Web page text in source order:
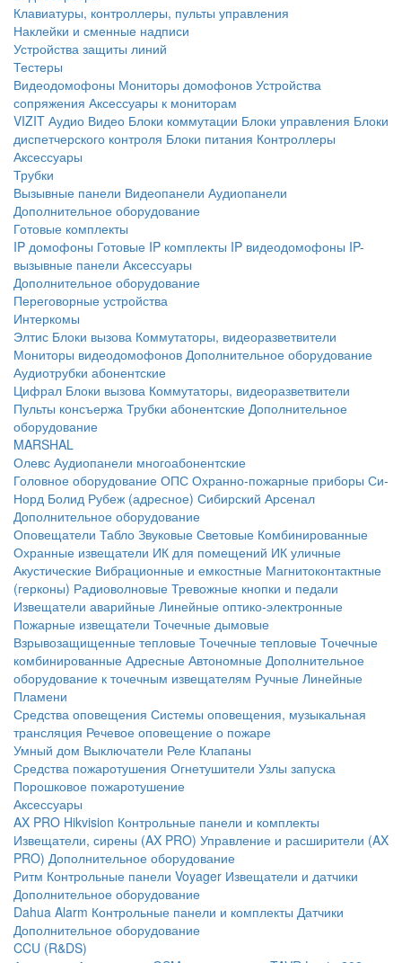
Клавиатуры, контроллеры, пульты управления
Наклейки и сменные надписи
Устройства защиты линий
Тестеры
Видеодомофоны Мониторы домофонов Устройства
сопряжения Аксессуары к мониторам
VIZIT Аудио Видео Блоки коммутации Блоки управления Блоки
диспетчерского контроля Блоки питания Контроллеры
Аксессуары
Трубки
Вызывные панели Видеопанели Аудиопанели
Дополнительное оборудование
Готовые комплекты
IP домофоны Готовые IP комплекты IP видеодомофоны IP-
вызывные панели Аксессуары
Дополнительное оборудование
Переговорные устройства
Интеркомы
Элтис Блоки вызова Коммутаторы, видеоразветвители
Мониторы видеодомофонов Дополнительное оборудование
Аудиотрубки абонентские
Цифрал Блоки вызова Коммутаторы, видеоразветвители
Пульты консъержа Трубки абонентские Дополнительное
оборудование
MARSHAL
Олевс Аудиопанели многоабонентские
Головное оборудование ОПС Охранно-пожарные приборы Си-
Норд Болид Рубеж (адресное) Сибирский Арсенал
Дополнительное оборудование
Оповещатели Табло Звуковые Световые Комбинированные
Охранные извещатели ИК для помещений ИК уличные
Акустические Вибрационные и емкостные Магнитоконтактные
(герконы) Радиоволновые Тревожные кнопки и педали
Извещатели аварийные Линейные оптико-электронные
Пожарные извещатели Точечные дымовые
Взрывозащищенные тепловые Точечные тепловые Точечные
комбинированные Адресные Автономные Дополнительное
оборудование к точечным извещателям Ручные Линейные
Пламени
Средства оповещения Системы оповещения, музыкальная
трансляция Речевое оповещение о пожаре
Умный дом Выключатели Реле Клапаны
Средства пожаротушения Огнетушители Узлы запуска
Порошковое пожаротушение
Аксессуары
AX PRO Hikvision Контрольные панели и комплекты
Извещатели, сирены (AX PRO) Управление и расширители (AX
PRO) Дополнительное оборудование
Ритм Контрольные панели Voyager Извещатели и датчики
Дополнительное оборудование
Dahua Alarm Контрольные панели и комплекты Датчики
Дополнительное оборудование
CCU (R&DS)